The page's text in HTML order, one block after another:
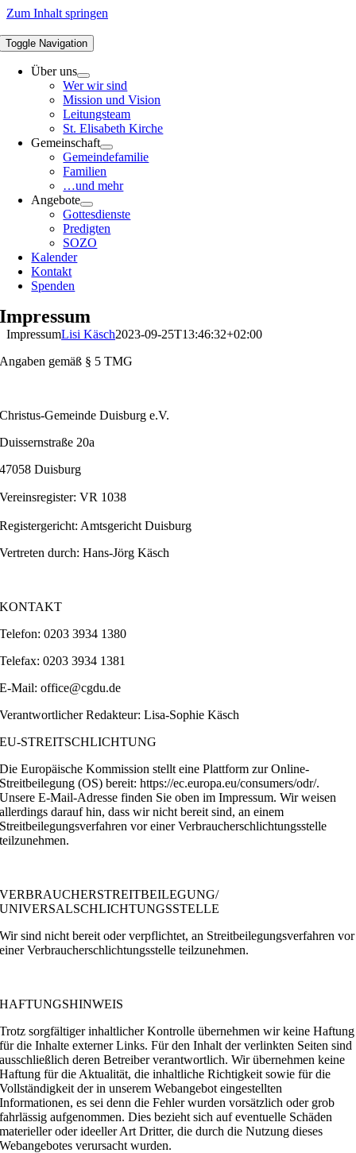
Zum Inhalt springen
Toggle Navigation
Über uns
Wer wir sind
Mission und Vision
Leitungsteam
St. Elisabeth Kirche
Gemeinschaft
Gemeindefamilie
Familien
…und mehr
Angebote
Gottesdienste
Predigten
SOZO
Kalender
Kontakt
Spenden
Impressum
ImpressumLisi Käsch2023-09-25T13:46:32+02:00
Angaben gemäß § 5 TMG
Christus-Gemeinde Duisburg e.V.
Duissernstraße 20a
47058 Duisburg
Vereinsregister:VR 1038
Registergericht: AmtsgerichtDuisburg
Vertreten durch: Hans-Jörg Käsch
KONTAKT
Telefon: 0203 3934 1380
Telefax: 0203 3934 1381
E-Mail: office@cgdu.de
Verantwortlicher Redakteur: Lisa-Sophie Käsch
EU-STREITSCHLICHTUNG
Die Europäische Kommission stellt eine Plattform zur Online-
Streitbeilegung (OS) bereit: https://ec.europa.eu/consumers/odr/.
Unsere E-Mail-Adresse finden Sie oben im Impressum. Wir weisen
allerdings darauf hin, dass wir nicht bereit sind, an einem
Streitbeilegungsverfahren vor einer Verbraucherschlichtungsstelle
teilzunehmen.
VERBRAUCHERSTREITBEILEGUNG/
UNIVERSALSCHLICHTUNGSSTELLE
Wir sind nicht bereit oder verpflichtet, an Streitbeilegungsverfahren vor
einer Verbraucherschlichtungsstelle teilzunehmen.
HAFTUNGSHINWEIS
Trotz sorgfältiger inhaltlicher Kontrolle übernehmen wir keine Haftung
für die Inhalte externer Links. Für den Inhalt der verlinkten Seiten sind
ausschließlich deren Betreiber verantwortlich. Wir übernehmen keine
Haftung für die Aktualität, die inhaltliche Richtigkeit sowie für die
Vollständigkeit der in unserem Webangebot eingestellten
Informationen, es sei denn die Fehler wurden vorsätzlich oder grob
fahrlässig aufgenommen. Dies bezieht sich auf eventuelle Schäden
materieller oder ideeller Art Dritter, die durch die Nutzung dieses
Webangebotes verursacht wurden.